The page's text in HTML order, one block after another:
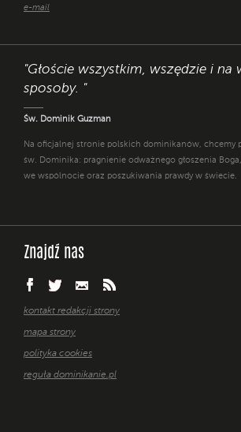
e-mail
"Głoście wszystkim, wszędzie i na
sposoby. "
Św. Dominik Guzman
Na oficjalnej stronie polskich dominikanów, chcemy
św. Dominika: pragnienie odważnego głoszenia
we wspólnocie oraz poszukiwania prawdy w świecie.
Znajdź nas
kontakt redakcji strony
mapa strony
polityka cookies
reguła dominikanie.pl